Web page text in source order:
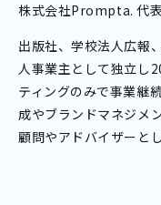
株式会社Prompta. 代
出版社、学校法人広報
人事業主として独立し
ティングのみで事業継
成やブランドマネジメ
顧問やアドバイザーと